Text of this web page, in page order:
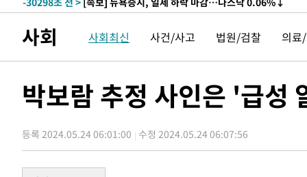
사회 사회최신 사건/사고 법원/검찰 의료
박보람 추정 사인은 '급
등록 2024.05.24 06:01:00 수정 2024.05.24 06:07:56